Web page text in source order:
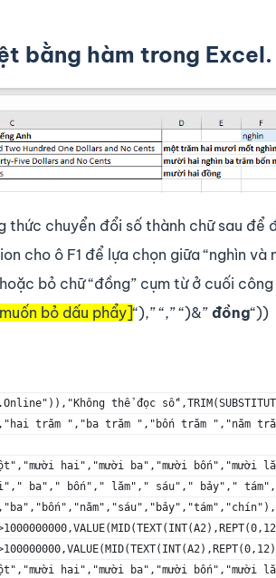
bằng hàm trong Excel.
chuyển đổi số thành chữ sau để
cho ô F1 để lựa chọn giữa “nghìn và
bỏ chữ “đồng” cụm từ ở cuối
bỏ dấu phẩy]“),” “,” “)&” đồng“))
thể đọc
","hai trăm ","ba trăm ","bốn trăm
một","mười hai","mười ba","mười
ba"," bốn"," lăm"," sáu"," bảy"," tám","
một","mười hai","mười ba","mười